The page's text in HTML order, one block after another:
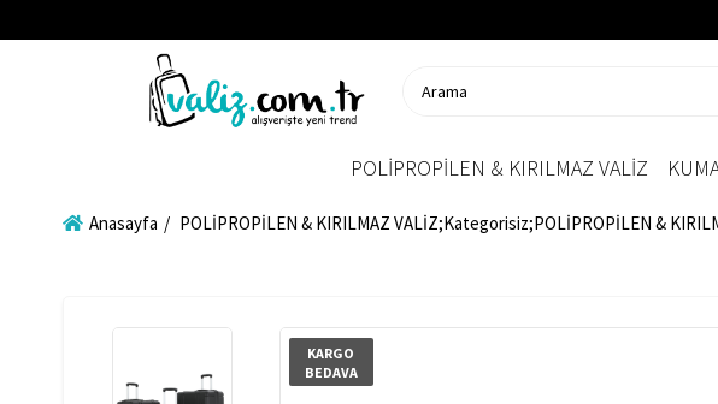
POLİPROPİLEN & KIRILMAZ VALİZ
Anasayfa POLİPROPİLEN & KIRILMAZ VALİZ;Kategorisiz;POLİPROPİLEN &
KARGO
BEDAVA